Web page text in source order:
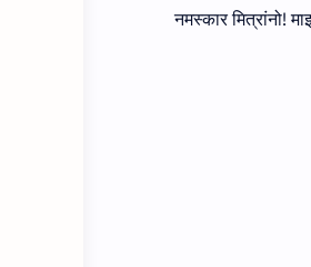
नमस्कार मित्रांनो!